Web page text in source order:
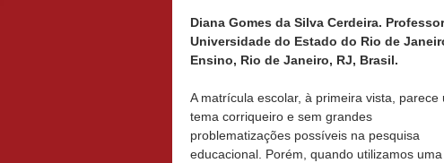
Diana Gomes da Silva Cerdeira.
Universidade do Estado do Rio de
Ensino, Rio de Janeiro, RJ, Brasil.
A matrícula escolar, à primeira vista, parece
tema corriqueiro e sem grandes
problematizações possíveis na pesquisa
educacional. Porém, quando utilizamos uma